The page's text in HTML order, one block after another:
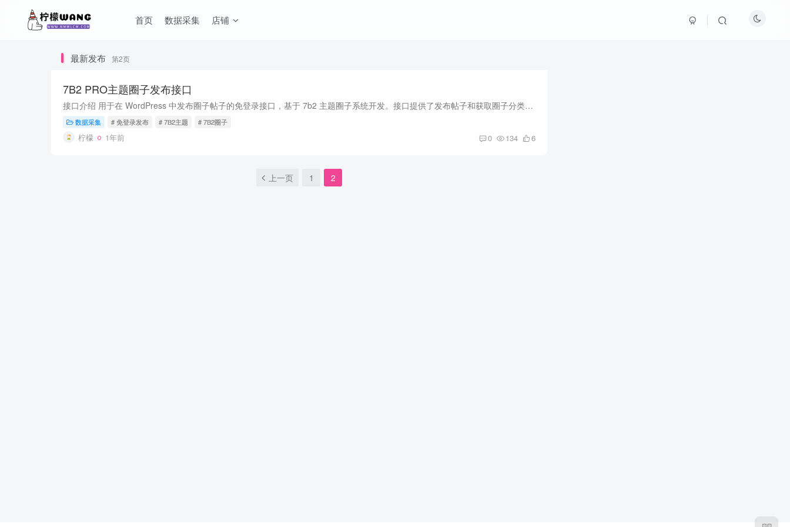
首页 数据采集 店铺
最新发布 第2页
7B2 PRO主题圈子发布接口
接口介绍 用于在 WordPress 中发布圈子帖子的免登录接口，基于 7b2 主题圈子系统开发。接口提供了发布帖子和获取圈子分类列表的功能，支持通过密码验证。在根目录新建一个php文件，将代码复制到...
数据采集 # 免登录发布 # 7B2主题 # 7B2圈子
柠檬 1年前 0 134 6
上一页 1 2